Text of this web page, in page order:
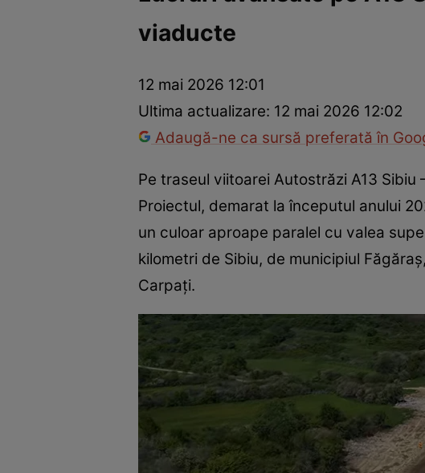
InternaționalFapt divers
viaducte
12 mai 2026 12:01
Ultima actualizare: 12 mai 2026 12:02
Adaugă-ne ca sursă preferată în
Pe traseul viitoarei Autostrăzi A13
Proiectul, demarat la începutul anului
un culoar aproape paralel cu valea
kilometri de Sibiu, de municipiul
Carpați.